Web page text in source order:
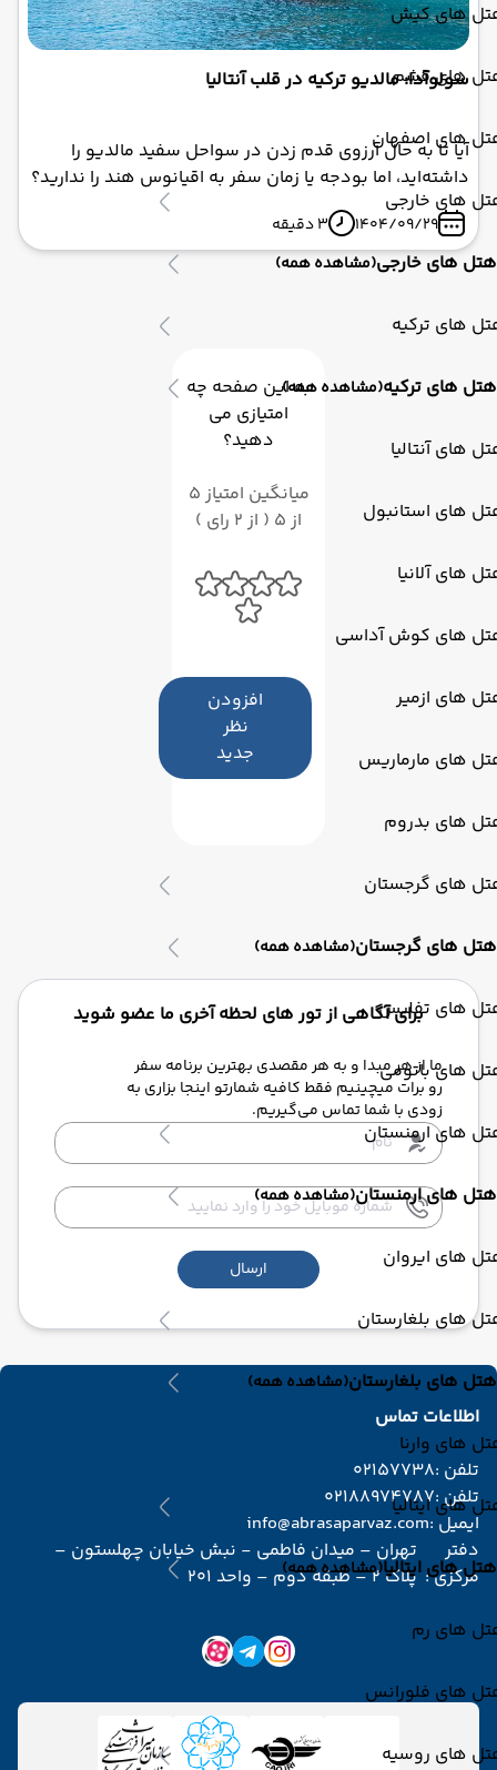
های کیش
های قشم
های اصفهان
های خارجی
هتل های خارجی(مشاهده همه)
های ترکیه
هتل های ترکیه(مشاهده همه)
های آنتالیا
های استانبول
های آلانیا
های کوش آداسی
های ازمیر
های مارماریس
های بدروم
های گرجستان
هتل های گرجستان(مشاهده همه)
های تفلیس
های باتومی
های ارمنستان
هتل های ارمنستان(مشاهده همه)
های ایروان
های بلغارستان
هتل های بلغارستان(مشاهده همه)
های وارنا
های ایتالیا
هتل های ایتالیا(مشاهده همه)
های رم
های فلورانس
های روسیه
سولوآدا: مالدیو ترکیه در قلب آنتالیا
آیا تا به حال آرزوی قدم زدن در سواحل سفید مالدیو را
داشته‌اید، اما بودجه یا زمان سفر به اقیانوس هند را ندارید؟
سولوآدا، جواهر پنهان آنتالیا، دقیقاً همان چیزی است که به
دنبالش هستید! این جزیره کوچک و بکر، با آب‌های فیروزه‌ای
شفاف، غارهای اسرارآمیز و طبیعت دست‌نخورده، لقب
ماجراجویی، شنا در آب‌های کریستالی و عکاسی از مناظر
خیره‌کننده هستید، سولوآدا مقصدی ایده‌آل برای شماست.
1404/09/29 3 دقیقه
به این صفحه چه
امتیازی می
دهید؟
میانگین امتیاز 5
از 5 ( از 2 رای )
افزودن
نظر
جدید
برای آگاهی از تور های لحظه آخری ما عضو شوید
ما از هر مبدا و به هر مقصدی بهترین برنامه سفر
رو برات میچینیم فقط کافیه شمارتو اینجا بزاری به
زودی با شما تماس می‌گیریم.
ارسال
اطلاعات تماس
تلفن :02157738
تلفن :02188974787
ایمیل :info@abrasaparvaz.com
دفتر
مرکزی :
تهران – میدان فاطمی - نبش خیابان چهلستون –
پلاک 2 – طبقه دوم – واحد 201